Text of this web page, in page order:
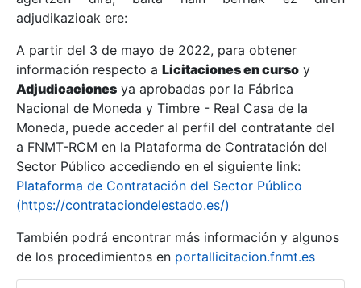
Erakutsi/Ezkutatu
Erakutsi/Ezkutatu
Erakutsi/Ezkutatu
adjudikazioak ere:
A partir del 3 de mayo de 2022, para obtener
información respecto a Licitaciones en curso y
Adjudicaciones ya aprobadas por la Fábrica
Nacional de Moneda y Timbre - Real Casa de la
Moneda, puede acceder al perfil del contratante del
a FNMT-RCM en la Plataforma de Contratación del
Sector Público accediendo en el siguiente link:
Plataforma de Contratación del Sector Público
(https://contrataciondelestado.es/)
También podrá encontrar más información y algunos
de los procedimientos en portallicitacion.fnmt.es